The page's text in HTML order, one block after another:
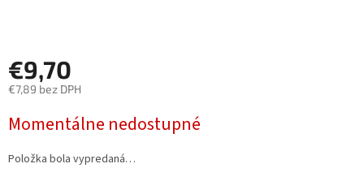
€9,70
€7,89 bez DPH
cena:
Momentálne nedostupné
Položka bola vypredaná…